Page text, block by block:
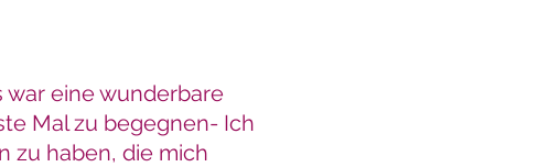
war eine wunderbare
Mal zu begegnen- Ich
zu haben, die mich